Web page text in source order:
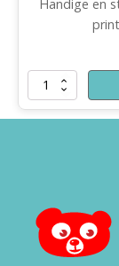
Handige en
Katoenentas
Spelend
Leren